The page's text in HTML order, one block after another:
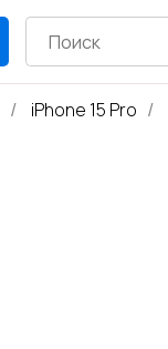
/ iPhone 15 Pro /